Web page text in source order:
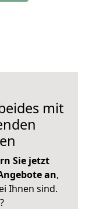
mit
Sie jetzt
an,
Ihnen sind.